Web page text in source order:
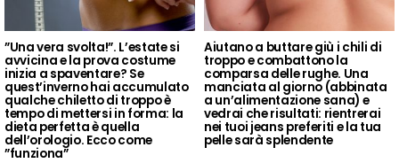
”Una vera svolta!”. L’estate si
avvicina e la prova costume
inizia a spaventare? Se
quest’inverno hai accumulato
qualche chiletto di troppo è
tempo di mettersi in forma: la
dieta perfetta è quella
dell’orologio. Ecco come
”funziona”
Aiutano a buttare giù i chili di
troppo e combattono la
comparsa delle rughe. Una
manciata al giorno (abbinata
a un’alimentazione sana) e
vedrai che risultati: rientrerai
nei tuoi jeans preferiti e la tua
pelle sarà splendente